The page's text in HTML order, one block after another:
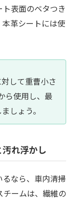
表面のベタつき
革シートには使
して重曹小さ
ら使用し、最
しょう。
れ浮かし
なら、車内清掃
ームは、繊維の